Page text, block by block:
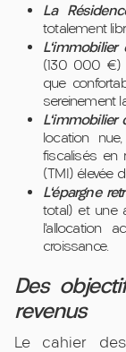
La
totalement
L'immobilier
(130 000 €)
que
sereinement
L'immobilier
location
fiscalisés en
(TMI) élevée
L'épargne
total) et une
l'allocation
croissance.
Des
revenus
Le cahier